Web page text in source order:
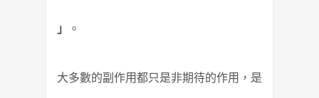
」 。
大多數的副作用都只是非期待的作用， 是